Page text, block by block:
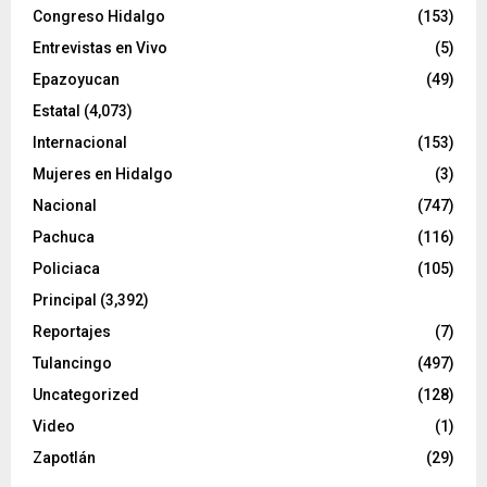
Congreso Hidalgo
(153)
Entrevistas en Vivo
(5)
Epazoyucan
(49)
Estatal (4,073)
Internacional
(153)
Mujeres en Hidalgo
(3)
Nacional
(747)
Pachuca
(116)
Policiaca
(105)
Principal (3,392)
Reportajes
(7)
Tulancingo
(497)
Uncategorized
(128)
Video
(1)
Zapotlán
(29)